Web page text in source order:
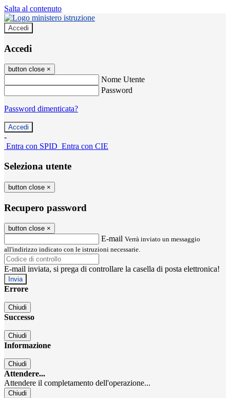
Salta al contenuto
Accedi
Accedi
button close ×
Nome Utente
Password
Password dimenticata?
-
Entra con SPID Entra con CIE
Seleziona utente
button close ×
Recupero password
button close ×
E-mail Verrà inviato un messaggio
all'indirizzo indicato con le istruzioni necessarie.
E-mail inviata, si prega di controllare la casella di posta elettronica!
Errore
Chiudi
Successo
Chiudi
Informazione
Chiudi
Attendere...
Attendere il completamento dell'operazione...
Chiudi